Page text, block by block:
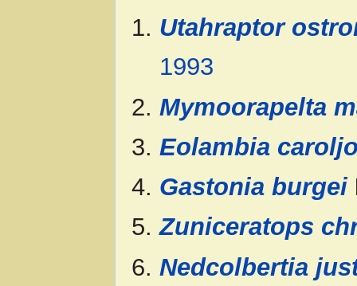
Utahraptor
1993
Mymoorapelta
Eolambia
Gastonia burgei
Zuniceratops
Nedcolbertia